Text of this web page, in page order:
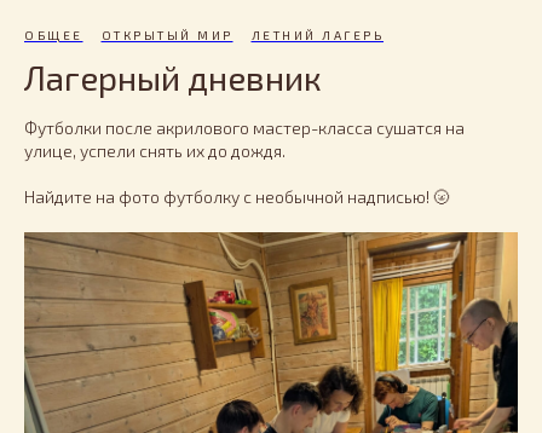
ОБЩЕЕ ОТКРЫТЫЙ МИР ЛЕТНИЙ ЛАГЕРЬ
Лагерный дневник
Футболки после акрилового мастер-класса сушатся на
улице, успели снять их до дождя.
Найдите на фото футболку с необычной надписью! 🌝